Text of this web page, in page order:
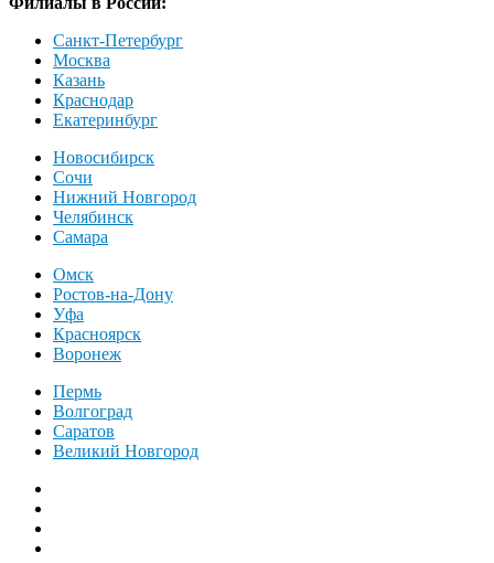
Санкт-Петербург
Москва
Казань
Краснодар
Екатеринбург
Новосибирск
Сочи
Нижний Новгород
Челябинск
Самара
Омск
Ростов-на-Дону
Уфа
Красноярск
Воронеж
Пермь
Волгоград
Саратов
Великий Новгород